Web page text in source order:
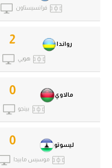
ليسوتو 0
موسيس مابيدا
مالاوي 0
بينجو
رواندا 2
هويي
فرانسيستاون